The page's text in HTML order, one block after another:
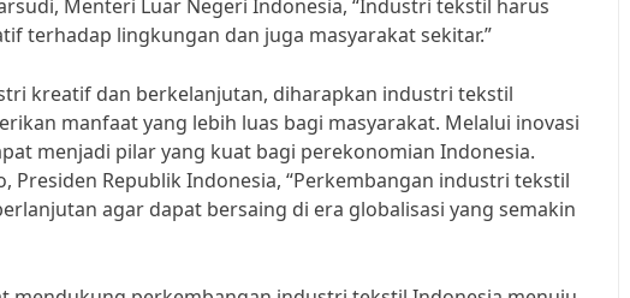
Menteri Luar Negeri Indonesia, “Industri tekstil harus
terhadap lingkungan dan juga masyarakat sekitar.”
kreatif dan berkelanjutan, diharapkan industri tekstil
manfaat yang lebih luas bagi masyarakat. Melalui inovasi
menjadi pilar yang kuat bagi perekonomian Indonesia.
Presiden Republik Indonesia, “Perkembangan industri tekstil
agar dapat bersaing di era globalisasi yang semakin